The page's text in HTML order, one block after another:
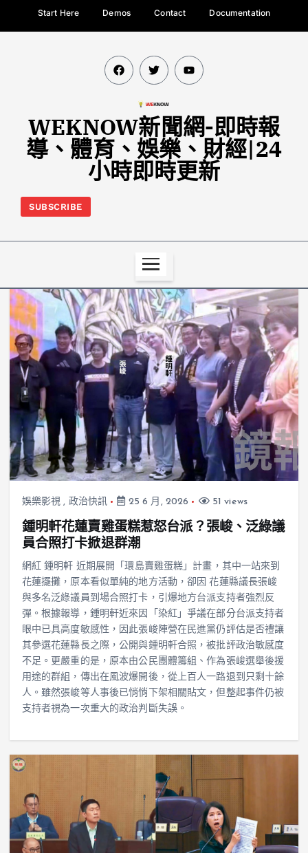
Start Here Demos Contact Documentation
WEKNOW新聞網-即時報
導、體育、娛樂、財經|24
小時即時更新
SUBSCRIBE
娛樂影視 , 政治快訊 25 6 月, 2026 51 views
鍾明軒花蓮賣雞蛋糕惹怒台派？張峻、泛綠議
員合照打卡掀退群潮
網紅 鍾明軒 近期展開「環島賣雞蛋糕」計畫，其中一站來到
花蓮擺攤，原本看似單純的地方活動，卻因 花蓮縣議長張峻
與多名泛綠議員到場合照打卡，引爆地方台派支持者強烈反
彈。根據報導，鍾明軒近來因「染紅」爭議在部分台派支持者
眼中已具高度敏感性，因此張峻陣營在民進黨仍評估是否禮讓
其參選花蓮縣長之際，公開與鍾明軒合照，被批評政治敏感度
不足。更嚴重的是，原本由公民團體籌組、作為張峻選舉後援
用途的群組，傳出在風波爆開後，從上百人一路退到只剩十餘
人。雖然張峻等人事後已悄悄下架相關貼文，但整起事件仍被
支持者視為一次重大的政治判斷失誤。